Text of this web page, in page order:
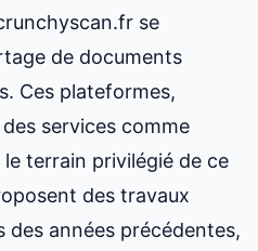
se
de documents
Ces plateformes,
services comme
terrain privilégié de ce
des travaux
des années précédentes,